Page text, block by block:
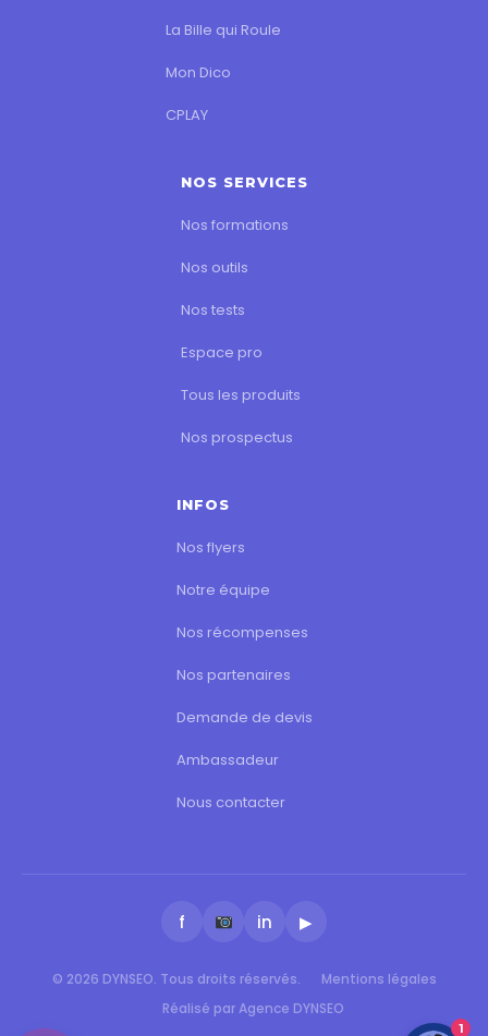
La Bille qui Roule
Mon Dico
CPLAY
NOS SERVICES
Nos formations
Nos outils
Nos tests
Espace pro
Tous les produits
Nos prospectus
INFOS
Nos flyers
Notre équipe
Nos récompenses
Nos partenaires
Demande de devis
Ambassadeur
Nous contacter
f in ▶
© 2026 DYNSEO. Tous droits réservés.
Mentions légales
Réalisé par Agence DYNSEO
1